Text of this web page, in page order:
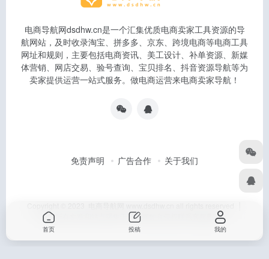
电商导航网dsdhw.cn是一个汇集优质电商卖家工具资源的导
航网站，及时收录淘宝、拼多多、京东、跨境电商等电商工具
网址和规则，主要包括电商资讯、美工设计、补单资源、新媒
体营销、网店交易、验号查询、宝贝排名、抖音资源导航等为
卖家提供运营一站式服务。做电商运营来电商卖家导航！
免责声明 广告合作 关于我们
本站所有文章和站点采集于互联网如有侵权联系客服删除
首页 投稿 我的